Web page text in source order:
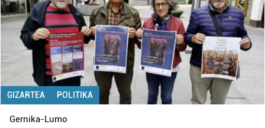
GIZARTEA POLITIKA
Gernika-Lumo